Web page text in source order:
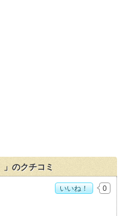
」のクチコミ
いいね！ 0